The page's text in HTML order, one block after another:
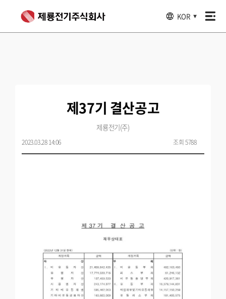
KOR ▼
제37기 결산공고
제룡전기(주)
2023.03.28 14:06 조회 5788